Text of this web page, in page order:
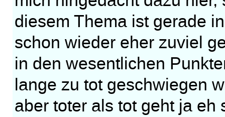
diesem Thema ist gerade
schon wieder eher zuviel
in den wesentlichen
lange zu tot geschwiegen
aber toter als tot geht ja eh